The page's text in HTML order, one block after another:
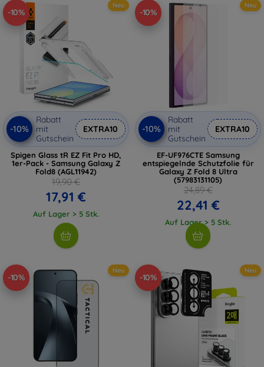
-10%
Neu
-10%
Rabatt
mit
Gutschein
EXTRA10
Spigen Glass tR EZ Fit Pro HD,
1er-Pack - Samsung Galaxy Z
Fold8 (AGL11942)
19,90 €
17,91 €
Auf Lager > 5 Stk.
-10%
Neu
-10%
Rabatt
mit
Gutschein
EXTRA10
EF-UF976CTE Samsung
entspiegelnde Schutzfolie für
Galaxy Z Fold 8 Ultra
(57983131105)
24,89 €
22,41 €
Auf Lager > 5 Stk.
-10%
Neu
-10%
Neu